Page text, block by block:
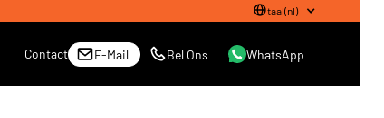
taal(nl)
Contact E-Mail Bel Ons WhatsApp